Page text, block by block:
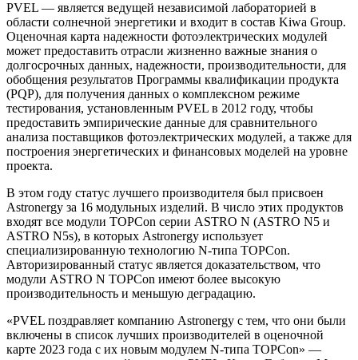
PVEL — является ведущей независимой лабораторией в
области солнечной энергетики и входит в состав Kiwa Group.
Оценочная карта надежности фотоэлектрических модулей
может предоставить отрасли жизненно важные знания о
долгосрочных данных, надежности, производительности, для
обобщения результатов Программы квалификации продукта
(PQP), для получения данных о комплексном режиме
тестирования, установленным PVEL в 2012 году, чтобы
предоставить эмпирические данные для сравнительного
анализа поставщиков фотоэлектрических модулей, а также для
построения энергетических и финансовых моделей на уровне
проекта.
В этом году статус лучшего производителя был присвоен
Astronergy за 16 модульных изделий. В число этих продуктов
входят все модули TOPCon серии ASTRO N (ASTRO N5 и
ASTRO N5s), в которых Astronergy использует
специализированную технологию N-типа TOPCon.
Авторизированный статус является доказательством, что
модули ASTRO N TOPCon имеют более высокую
производительность и меньшую деградацию.
«PVEL поздравляет компанию Astronergy с тем, что они были
включены в список лучших производителей в оценочной
карте 2023 года с их новым модулем N-типа TOPCon» —